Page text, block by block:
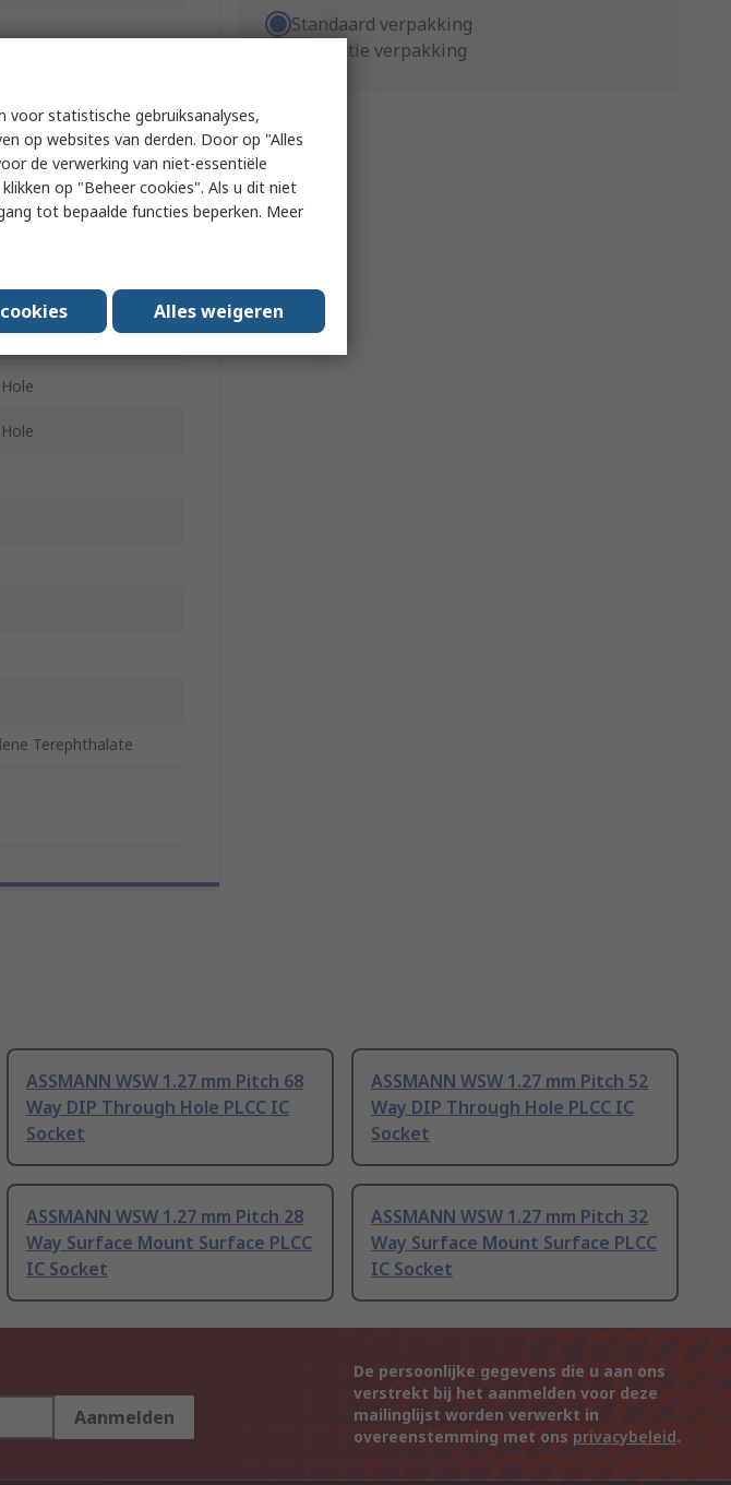
Standaard verpakking
Productie verpakking
Terephthalate
ASSMANN WSW 1.27 mm Pitch 68
Way DIP Through Hole PLCC IC
Socket
ASSMANN WSW 1.27 mm Pitch 52
Way DIP Through Hole PLCC IC
Socket
ASSMANN WSW 1.27 mm Pitch 28
Way Surface Mount Surface PLCC
IC Socket
ASSMANN WSW 1.27 mm Pitch 32
Way Surface Mount Surface PLCC
IC Socket
Aanmelden
De persoonlijke gegevens die u aan ons
verstrekt bij het aanmelden voor deze
mailinglijst worden verwerkt in
overeenstemming met ons privacybeleid.
voor statistische gebruiksanalyses,
op websites van derden. Door op "Alles
de verwerking van niet-essentiële
op "Beheer cookies". Als u dit niet
tot bepaalde functies beperken. Meer
Alles weigeren